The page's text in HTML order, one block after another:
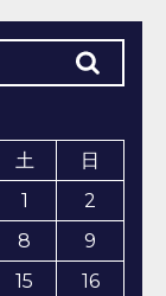
土
日
1
2
8
9
15
16